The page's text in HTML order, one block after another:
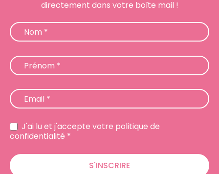
directement dans votre boîte mail !
Nom *
Prénom *
Email *
J'ai lu et j'accepte votre politique de
confidentialité *
S'INSCRIRE